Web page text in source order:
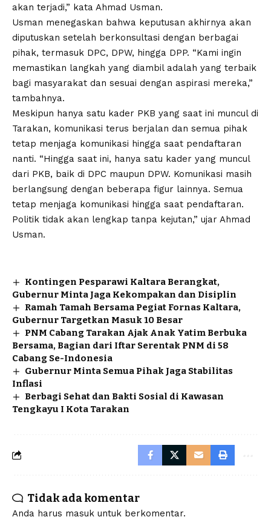
akan terjadi,” kata Ahmad Usman.
Usman menegaskan bahwa keputusan akhirnya akan
diputuskan setelah berkonsultasi dengan berbagai
pihak, termasuk DPC, DPW, hingga DPP. “Kami ingin
memastikan langkah yang diambil adalah yang terbaik
bagi masyarakat dan sesuai dengan aspirasi mereka,”
tambahnya.
Meskipun hanya satu kader PKB yang saat ini muncul di
Tarakan, komunikasi terus berjalan dan semua pihak
tetap menjaga komunikasi hingga saat pendaftaran
nanti. “Hingga saat ini, hanya satu kader yang muncul
dari PKB, baik di DPC maupun DPW. Komunikasi masih
berlangsung dengan beberapa figur lainnya. Semua
tetap menjaga komunikasi hingga saat pendaftaran.
Politik tidak akan lengkap tanpa kejutan,” ujar Ahmad
Usman.
Kontingen Pesparawi Kaltara Berangkat,
Gubernur Minta Jaga Kekompakan dan Disiplin
Ramah Tamah Bersama Pegiat Fornas Kaltara,
Gubernur Targetkan Masuk 10 Besar
PNM Cabang Tarakan Ajak Anak Yatim Berbuka
Bersama, Bagian dari Iftar Serentak PNM di 58
Cabang Se-Indonesia
Gubernur Minta Semua Pihak Jaga Stabilitas
Inflasi
Berbagi Sehat dan Bakti Sosial di Kawasan
Tengkayu I Kota Tarakan
Tidak ada komentar
Anda harus masuk untuk berkomentar.